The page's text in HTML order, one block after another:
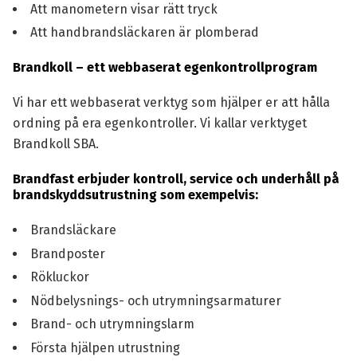
Att manometern visar rätt tryck
Att handbrandsläckaren är plomberad
Brandkoll – ett webbaserat egenkontrollprogram
Vi har ett webbaserat verktyg som hjälper er att hålla
ordning på era egenkontroller. Vi kallar verktyget
Brandkoll SBA.
Brandfast erbjuder kontroll, service och underhåll på
brandskyddsutrustning som exempelvis:
Brandsläckare
Brandposter
Rökluckor
Nödbelysnings- och utrymningsarmaturer
Brand- och utrymningslarm
Första hjälpen utrustning